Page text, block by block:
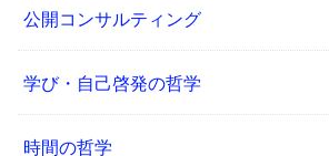
公開コンサルティング
学び・自己啓発の哲学
時間の哲学